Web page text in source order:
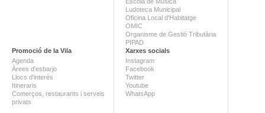
Ludoteca Municipal
Oficina Local d'Habitatge
OMIC
Organisme de Gestió Tributària
PIPAD
Promoció de la Vila
Agenda
Àrees d'esbarjo
Llocs d'interès
Itineraris
Comerços, restaurants i serveis
privats
Xarxes socials
Instagram
Facebook
Twitter
Youtube
WhatsApp